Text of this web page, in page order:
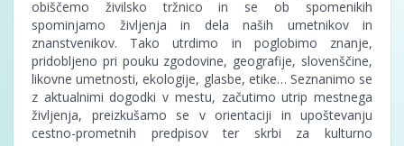
obiščemo živilsko tržnico in se ob spomenikih
spominjamo življenja in dela naših umetnikov in
znanstvenikov. Tako utrdimo in poglobimo znanje,
pridobljeno pri pouku zgodovine, geografije, slovenščine,
likovne umetnosti, ekologije, glasbe, etike… Seznanimo se
z aktualnimi dogodki v mestu, začutimo utrip mestnega
življenja, preizkušamo se v orientaciji in upoštevanju
cestno-prometnih predpisov ter skrbi za kulturno